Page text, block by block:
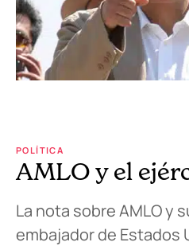
POLÍTICA
AMLO y el
La nota sobre AMLO y
embajador de Estados